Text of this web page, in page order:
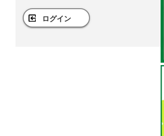
ログイン